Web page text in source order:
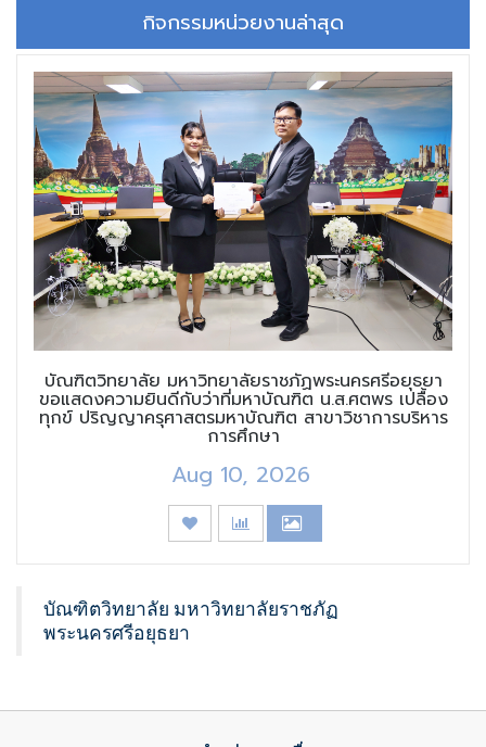
กิจกรรมหน่วยงานล่าสุด
บัณฑิตวิทยาลัย มหาวิทยาลัยราชภัฏพระนครศรีอยุธยา
ขอแสดงความยินดีกับว่าที่มหาบัณฑิต น.ส.ศตพร เปลื้อง
ทุกข์ ปริญญาครุศาสตรมหาบัณฑิต สาขาวิชาการบริหาร
การศึกษา
Aug 10, 2026
บัณฑิตวิทยาลัย มหาวิทยาลัยราชภัฏ
พระนครศรีอยุธยา